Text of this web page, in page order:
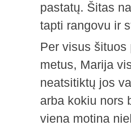
pastatų. Šitas
tapti rangovu ir
Per visus
metus, Marija
neatsitiktų jos
arba kokiu nors
viena motina